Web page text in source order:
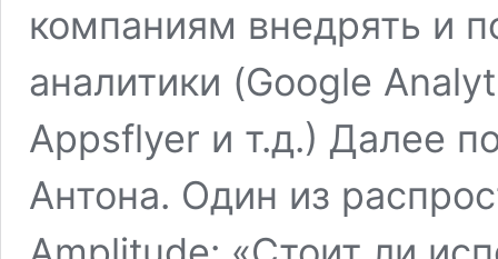
компаниям внедрять и
аналитики (Google
Appsflyer и т.д.) Далее
Антона. Один из